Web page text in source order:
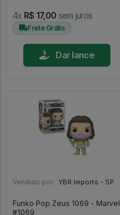
4x R$ 17,00 sem juros
Frete Grátis
Dar lance
Vendido por: YBR Imports - SP
Funko Pop Zeus 1069 - Marvel
#1069